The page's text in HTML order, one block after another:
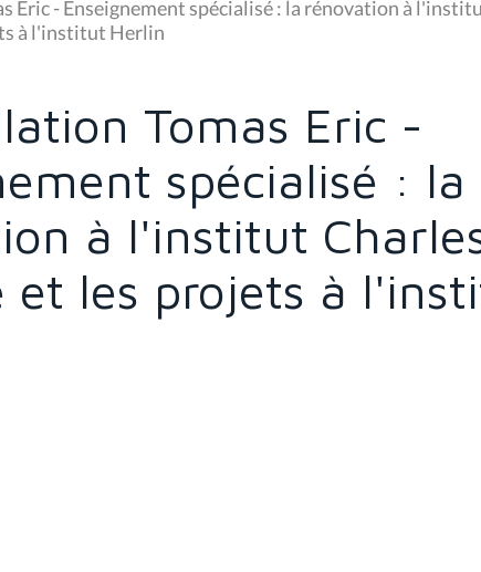
Eric - Enseignement spécialisé : la rénovation à
à l'institut Herlin
Tomas Eric -
spécialisé : la
à l'institut
et les projets à